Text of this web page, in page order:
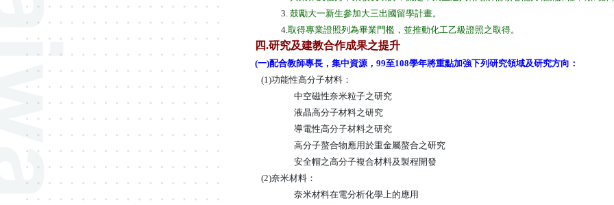
3. 鼓勵大一新生參加大三出國留學計畫。
4.取得專業證照列為畢業門檻，並推動化工乙級證照之取得。
四.研究及建教合作成果之提升
(一)配合教師專長，集中資源，99至108學年將重點加強下列研究領域及研究方向：
(1)功能性高分子材料：
中空磁性奈米粒子之研究
液晶高分子材料之研究
導電性高分子材料之研究
高分子螯合物應用於重金屬螯合之研究
安全帽之高分子複合材料及製程開發
(2)奈米材料：
奈米材料在電分析化學上的應用